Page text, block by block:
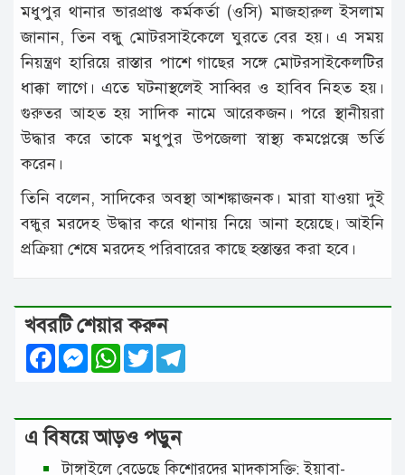
মধুপুর থানার ভারপ্রাপ্ত কর্মকর্তা (ওসি) মাজহারুল ইসলাম
জানান, তিন বন্ধু মোটরসাইকেলে ঘুরতে বের হয়। এ সময়
নিয়ন্ত্রণ হারিয়ে রাস্তার পাশে গাছের সঙ্গে মোটরসাইকেলটির
ধাক্কা লাগে। এতে ঘটনাস্থলেই সাব্বির ও হাবিব নিহত হয়।
গুরুতর আহত হয় সাদিক নামে আরেকজন। পরে স্থানীয়রা
উদ্ধার করে তাকে মধুপুর উপজেলা স্বাস্থ্য কমপ্লেক্সে ভর্তি
করেন।
তিনি বলেন, সাদিকের অবস্থা আশঙ্কাজনক। মারা যাওয়া দুই
বন্ধুর মরদেহ উদ্ধার করে থানায় নিয়ে আনা হয়েছে। আইনি
প্রক্রিয়া শেষে মরদেহ পরিবারের কাছে হস্তান্তর করা হবে।
খবরটি শেয়ার করুন
FacebookMessenger
WhatsApp
Twitter
এ বিষয়ে আড়ও পড়ুন
টাঙ্গাইলে বেড়েছে কিশোরদের মাদকাসক্তি; ইয়াবা-